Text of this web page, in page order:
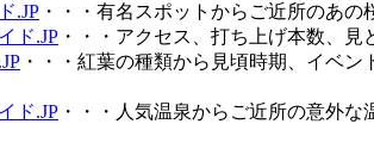
.JP ・・・有名スポットからご近所のあ
ド.JP ・・・アクセス、打ち上げ本数、
・・・紅葉の種類から見頃時期、イベ
ド.JP ・・・人気温泉からご近所の意外